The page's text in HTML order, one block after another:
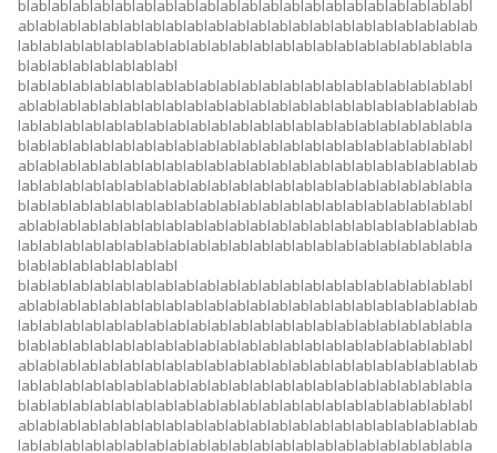
blablablablablablablablablablablablablablablablablablablablablabl
ablablablablablablablablablablablablablablablablablablablablablab
lablablablablablablablablablablablablablablablablablablablablabla
blablablablablablablabl
blablablablablablablablablablablablablablablablablablablablablabl
ablablablablablablablablablablablablablablablablablablablablablab
lablablablablablablablablablablablablablablablablablablablablabla
blablablablablablablablablablablablablablablablablablablablablabl
ablablablablablablablablablablablablablablablablablablablablablab
lablablablablablablablablablablablablablablablablablablablablabla
blablablablablablablablablablablablablablablablablablablablablabl
ablablablablablablablablablablablablablablablablablablablablablab
lablablablablablablablablablablablablablablablablablablablablabla
blablablablablablablabl
blablablablablablablablablablablablablablablablablablablablablabl
ablablablablablablablablablablablablablablablablablablablablablab
lablablablablablablablablablablablablablablablablablablablablabla
blablablablablablablablablablablablablablablablablablablablablabl
ablablablablablablablablablablablablablablablablablablablablablab
lablablablablablablablablablablablablablablablablablablablablabla
blablablablablablablablablablablablablablablablablablablablablabl
ablablablablablablablablablablablablablablablablablablablablablab
lablablablablablablablablablablablablablablablablablablablablabla